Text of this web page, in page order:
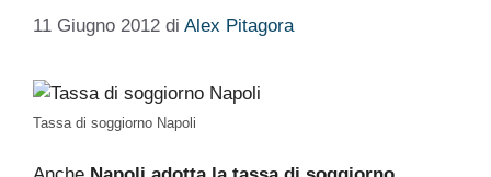
11 Giugno 2012 di Alex Pitagora
Tassa di soggiorno Napoli